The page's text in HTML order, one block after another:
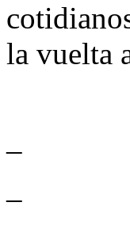
la vuelta
– El
– Los